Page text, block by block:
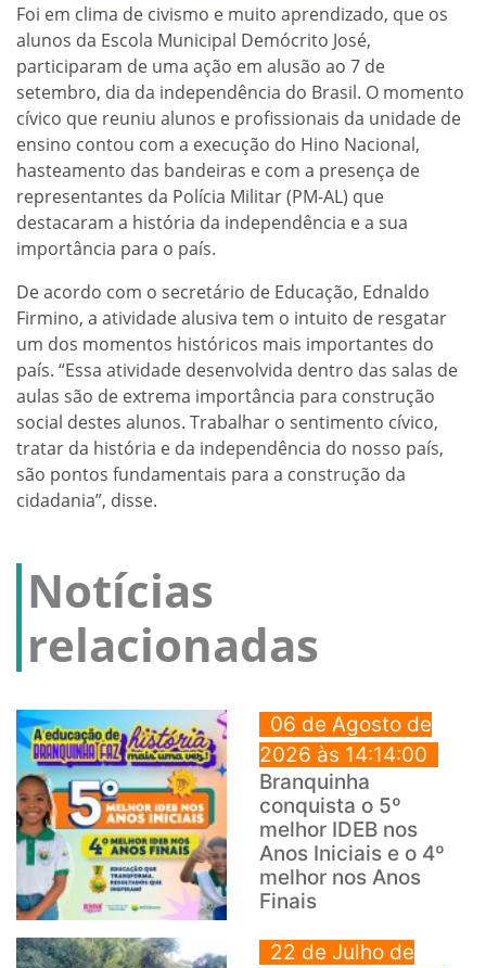
Foi em clima de civismo e muito aprendizado, que os
alunos da Escola Municipal Demócrito José,
participaram de uma ação em alusão ao 7 de
setembro, dia da independência do Brasil. O momento
cívico que reuniu alunos e profissionais da unidade de
ensino contou com a execução do Hino Nacional,
hasteamento das bandeiras e com a presença de
representantes da Polícia Militar (PM-AL) que
destacaram a história da independência e a sua
importância para o país.
De acordo com o secretário de Educação, Ednaldo
Firmino, a atividade alusiva tem o intuito de resgatar
um dos momentos históricos mais importantes do
país. “Essa atividade desenvolvida dentro das salas de
aulas são de extrema importância para construção
social destes alunos. Trabalhar o sentimento cívico,
tratar da história e da independência do nosso país,
são pontos fundamentais para a construção da
cidadania”, disse.
Notícias
relacionadas
06 de Agosto de
2026 às 14:14:00
Branquinha
conquista o 5º
melhor IDEB nos
Anos Iniciais e o 4º
melhor nos Anos
Finais
22 de Julho de